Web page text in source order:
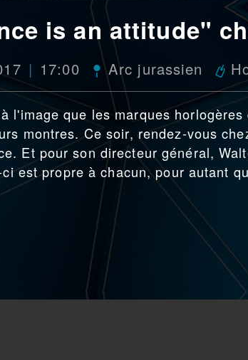
is an attitude"
17:00 Arc jurassien
l'image que les marques horlogères
montres. Ce soir, rendez-vous
Et pour son directeur général,
est propre à chacun, pour autant